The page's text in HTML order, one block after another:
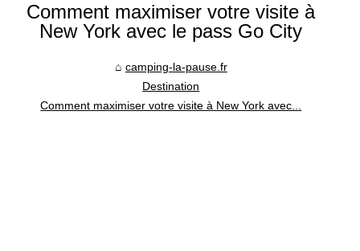
Comment maximiser votre visite à
New York avec le pass Go City
camping-la-pause.fr
Destination
Comment maximiser votre visite à New York avec...